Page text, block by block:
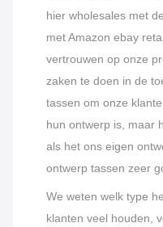
hier wholesales met
met Amazon ebay
vertrouwen op onze
zaken te doen in de
tassen om onze
hun ontwerp is, maar
als het ons eigen
ontwerp tassen zeer
We weten welk type
klanten veel houden,